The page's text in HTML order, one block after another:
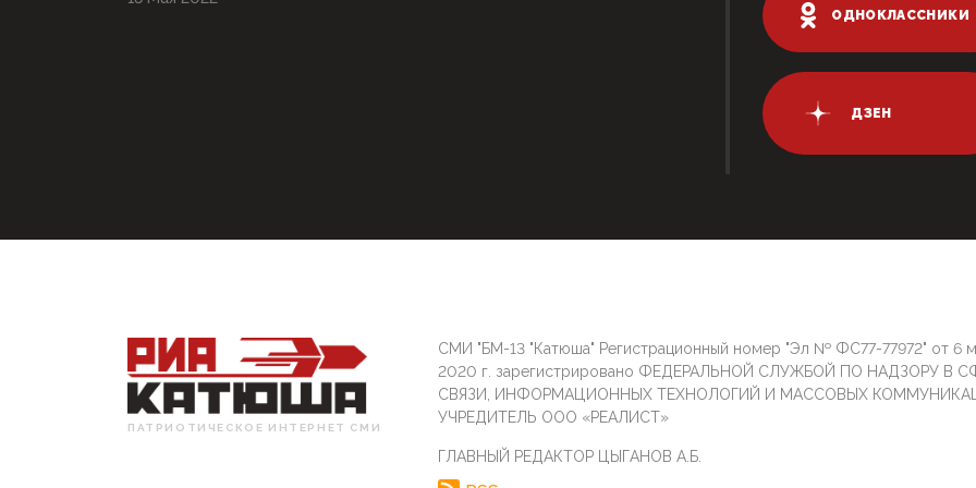
ОДНОКЛАССНИКИ
ДЗЕН
ПАТРИОТИЧЕСКОЕ ИНТЕРНЕТ СМИ
СМИ "БМ-13 "Катюша" Регистрационный номер "Эл № ФС77-77972" от 6
2020 г. зарегистрировано ФЕДЕРАЛЬНОЙ СЛУЖБОЙ ПО НАДЗОРУ В
СВЯЗИ, ИНФОРМАЦИОННЫХ ТЕХНОЛОГИЙ И МАССОВЫХ
УЧРЕДИТЕЛЬ ООО «РЕАЛИСТ»
ГЛАВНЫЙ РЕДАКТОР ЦЫГАНОВ А.Б.